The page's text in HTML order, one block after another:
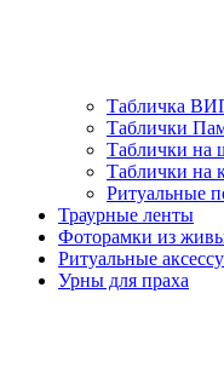
Табличка
Таблички
Таблички на
Таблички на
Ритуальные
Траурные ленты
Фоторамки из
Ритуальные
Урны для праха